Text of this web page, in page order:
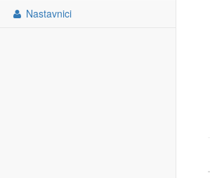
Nastavnici